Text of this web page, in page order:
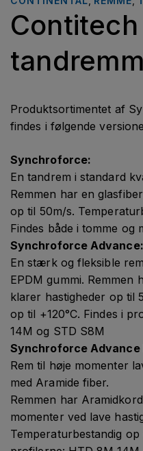
Contitech
Produktsortimentet af
findes i følgende
Synchroforce:
En tandrem i standard
Remmen har en
op til 50m/s.
Findes både i tomme og
Synchroforce Advance:
En stærk og fleksible
EPDM gummi. Remmen
klarer hastigheder op til
op til +120°C. Findes i
14M og STD S8M
Synchroforce Advance
Rem til høje momenter
med Aramide fiber.
Remmen har
momenter ved lave
Temperaturbestandig op